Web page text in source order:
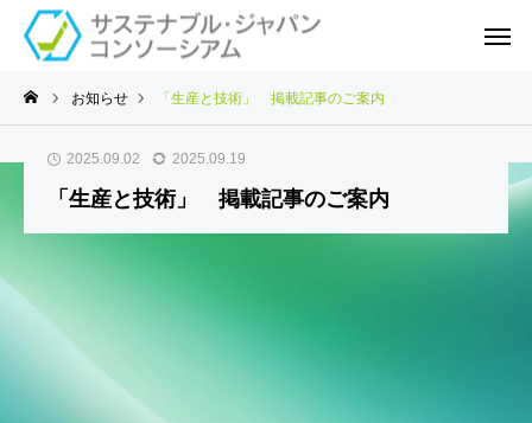
お知らせ 「生産と技術」 掲載記事のご案内
2025.09.02 2025.09.19
「生産と技術」 掲載記事のご案内